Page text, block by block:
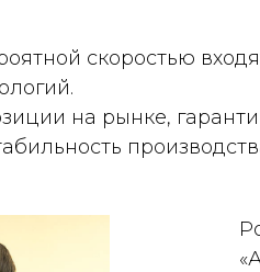
скоростью
на рынке,